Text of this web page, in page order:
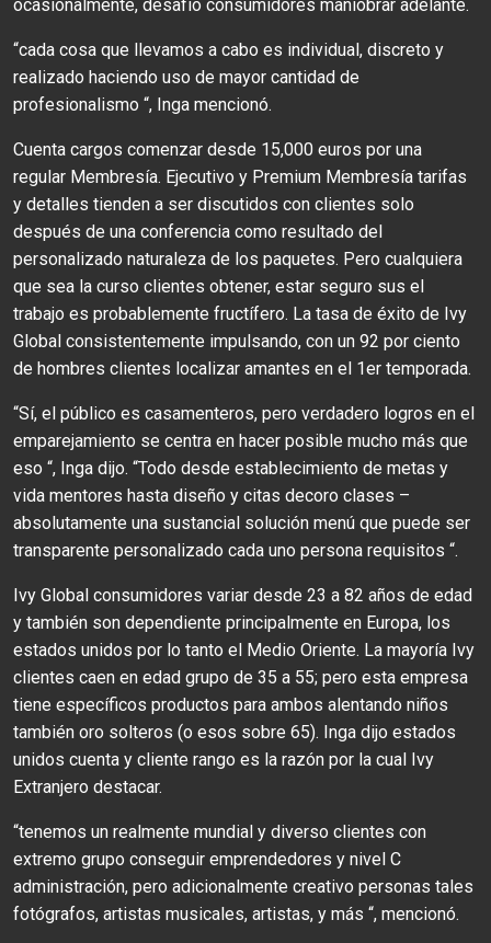
ocasionalmente, desafío consumidores maniobrar adelante.
“cada cosa que llevamos a cabo es individual, discreto y
realizado haciendo uso de mayor cantidad de
profesionalismo “, Inga mencionó.
Cuenta cargos comenzar desde 15,000 euros por una
regular Membresía. Ejecutivo y Premium Membresía tarifas
y detalles tienden a ser discutidos con clientes solo
después de una conferencia como resultado del
personalizado naturaleza de los paquetes. Pero cualquiera
que sea la curso clientes obtener, estar seguro sus el
trabajo es probablemente fructífero. La tasa de éxito de Ivy
Global consistentemente impulsando, con un 92 por ciento
de hombres clientes localizar amantes en el 1er temporada.
“Sí, el público es casamenteros, pero verdadero logros en el
emparejamiento se centra en hacer posible mucho más que
eso “, Inga dijo. “Todo desde establecimiento de metas y
vida mentores hasta diseño y citas decoro clases –
absolutamente una sustancial solución menú que puede ser
transparente personalizado cada uno persona requisitos “.
Ivy Global consumidores variar desde 23 a 82 años de edad
y también son dependiente principalmente en Europa, los
estados unidos por lo tanto el Medio Oriente. La mayoría Ivy
clientes caen en edad grupo de 35 a 55; pero esta empresa
tiene específicos productos para ambos alentando niños
también oro solteros (o esos sobre 65). Inga dijo estados
unidos cuenta y cliente rango es la razón por la cual Ivy
Extranjero destacar.
“tenemos un realmente mundial y diverso clientes con
extremo grupo conseguir emprendedores y nivel C
administración, pero adicionalmente creativo personas tales
fotógrafos, artistas musicales, artistas, y más “, mencionó.